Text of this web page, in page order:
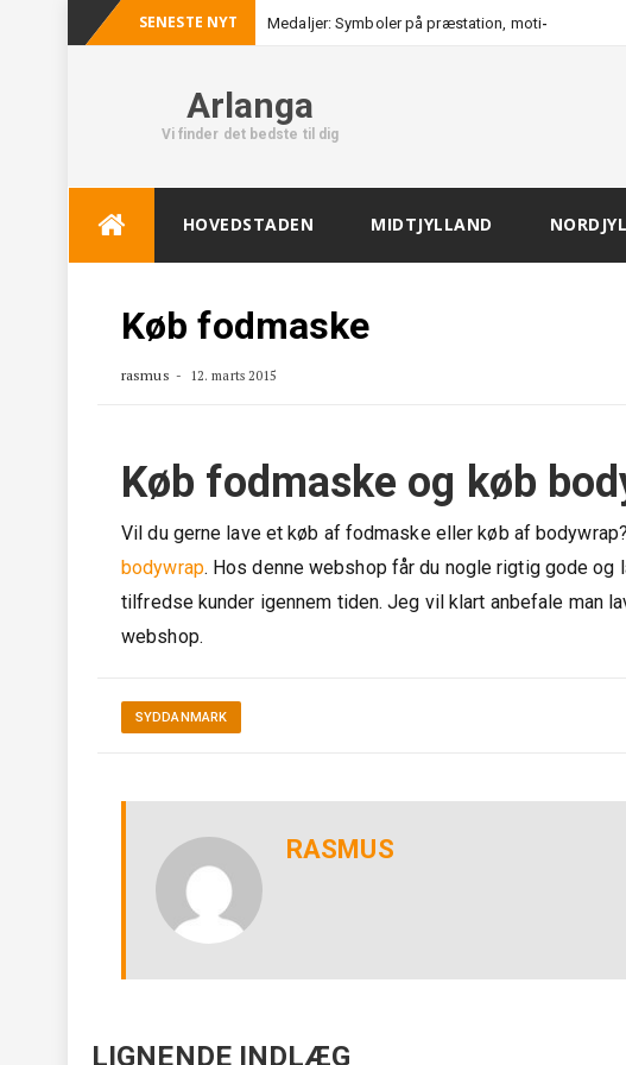
SENESTE NYT Medaljer: Symboler på præstation, motivation o
Arlanga
Vi finder det bedste til dig
HOVEDSTADEN MIDTJYLLAND
Køb fodmaske
rasmus 12. marts 2015
Køb fodmaske og køb
Vil du gerne lave et køb af fodmaske eller køb af
bodywrap. Hos denne webshop får du nogle rigtig gode
tilfredse kunder igennem tiden. Jeg vil klart anbefale man
webshop.
SYDDANMARK
RASMUS
LIGNENDE INDLÆG